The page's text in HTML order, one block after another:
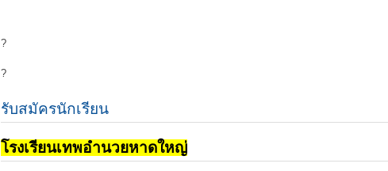
?
?
รับสมัครนักเรียน
โรงเรียนเทพอำนวยหาดใหญ่